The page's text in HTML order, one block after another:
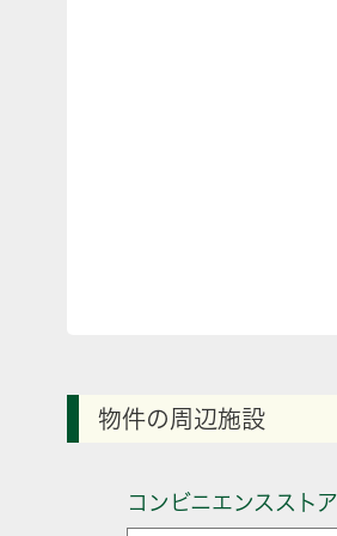
物件の周辺施設
コンビニエンスストア